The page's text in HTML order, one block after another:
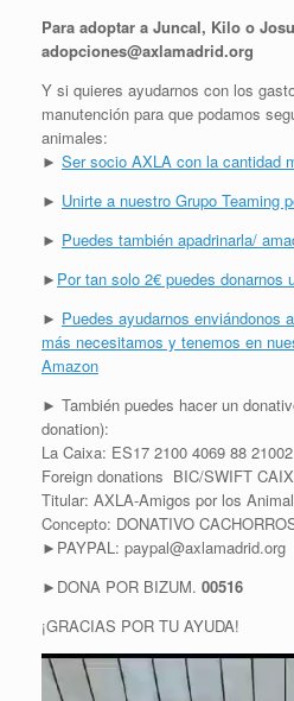
Para adoptar a Juncal, Kilo o
adopciones@axlamadrid.org
Y si quieres ayudarnos con los
manutención para que podamos
animales:
► Ser socio AXLA con la cantidad
► Unirte a nuestro Grupo Teaming
► Puedes también apadrinarla/
► Por tan solo 2€ puedes donarnos
► Puedes ayudarnos enviándonos
más necesitamos y tenemos en
Amazon
► También puedes hacer un
donation):
La Caixa: ES17 2100 4069 88
Foreign donations BIC/SWIFT
Titular: AXLA-Amigos por los
Concepto: DONATIVO
►PAYPAL: paypal@axlamadrid.org
►DONA POR BIZUM. 00516
¡GRACIAS POR TU AYUDA!
R